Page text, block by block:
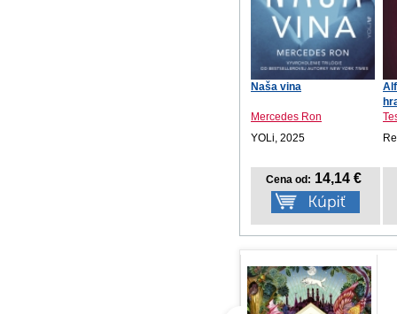
Naša vina
Mercedes Ron
YOLi, 2025
Cena od: 14,14 €